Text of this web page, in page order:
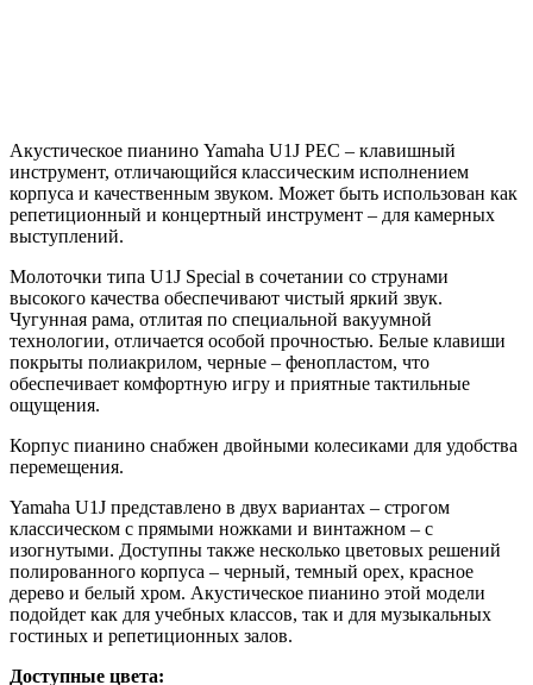
Акустическое пианино Yamaha U1J PEC – клавишный
инструмент, отличающийся классическим исполнением
корпуса и качественным звуком. Может быть использован как
репетиционный и концертный инструмент – для камерных
выступлений.
Молоточки типа U1J Special в сочетании со струнами
высокого качества обеспечивают чистый яркий звук.
Чугунная рама, отлитая по специальной вакуумной
технологии, отличается особой прочностью. Белые клавиши
покрыты полиакрилом, черные – фенопластом, что
обеспечивает комфортную игру и приятные тактильные
ощущения.
Корпус пианино снабжен двойными колесиками для удобства
перемещения.
Yamaha U1J представлено в двух вариантах – строгом
классическом с прямыми ножками и винтажном – с
изогнутыми. Доступны также несколько цветовых решений
полированного корпуса – черный, темный орех, красное
дерево и белый хром. Акустическое пианино этой модели
подойдет как для учебных классов, так и для музыкальных
гостиных и репетиционных залов.
Доступные цвета: